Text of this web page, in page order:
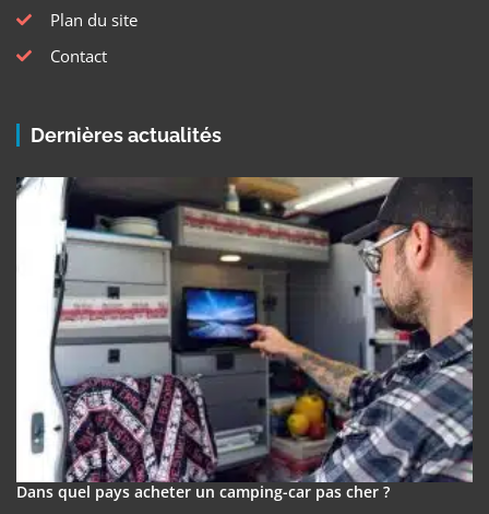
Plan du site
Contact
Dernières actualités
Dans quel pays acheter un camping-car pas cher ?